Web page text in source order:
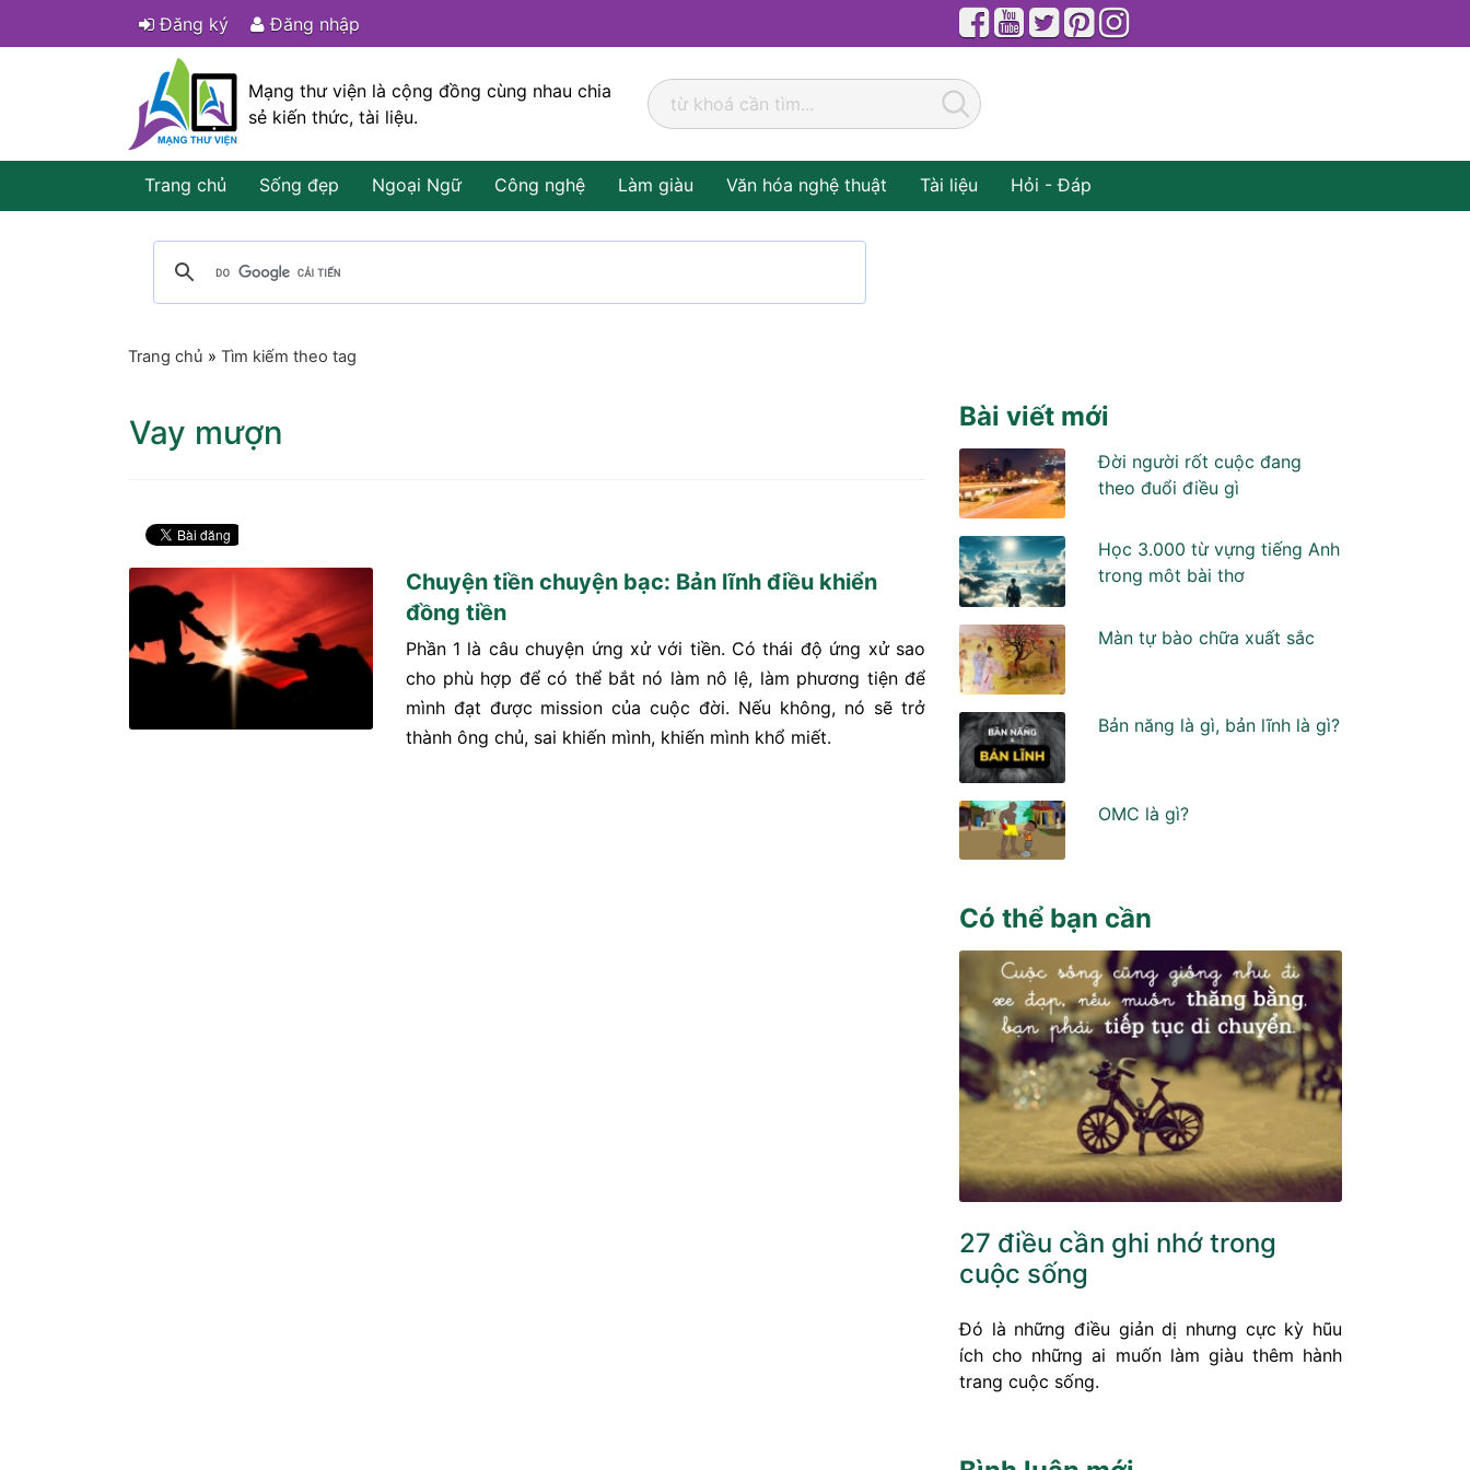
Đăng ký Đăng nhập
Mạng thư viện là cộng đồng cùng nhau chia
sẻ kiến thức, tài liệu.
Trang chủ Sống đẹp Ngoại Ngữ Công nghệ Làm giàu Văn hóa nghệ thuật Tài liệu Hỏi - Đáp
Trang chủ » Tìm kiếm theo tag
Vay mượn
Chuyện tiền chuyện bạc: Bản lĩnh điều khiển
đồng tiền
Phần 1 là câu chuyện ứng xử với tiền. Có thái độ ứng xử sao
cho phù hợp để có thể bắt nó làm nô lệ, làm phương tiện để
mình đạt được mission của cuộc đời. Nếu không, nó sẽ trở
thành ông chủ, sai khiến mình, khiến mình khổ miết.
Bài viết mới
Đời người rốt cuộc đang
theo đuổi điều gì
Học 3.000 từ vựng tiếng Anh
trong môt bài thơ
Màn tự bào chữa xuất sắc
Bản năng là gì, bản lĩnh là gì?
OMC là gì?
Có thể bạn cần
27 điều cần ghi nhớ trong
cuộc sống
Đó là những điều giản dị nhưng cực kỳ hũu
ích cho những ai muốn làm giàu thêm hành
trang cuộc sống.